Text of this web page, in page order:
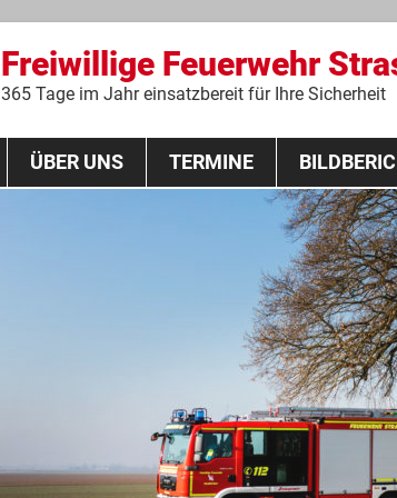
Freiwillige Feuerwehr
365 Tage im Jahr einsatzbereit für Ihre Sicherheit
ÜBER UNS TERMINE
THL Lehrgang 2020